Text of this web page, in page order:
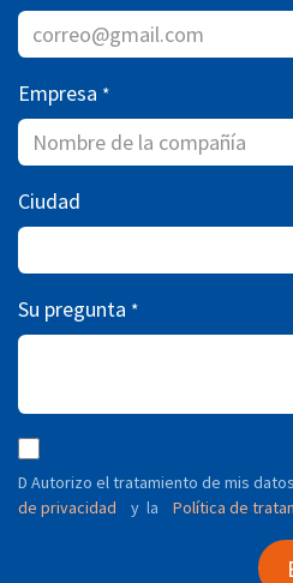
Empresa *
Ciudad
Su pregunta *
D Autorizo ​​el tratamiento de mis
de privacidad
y la Política de